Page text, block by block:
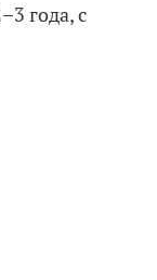
года, с